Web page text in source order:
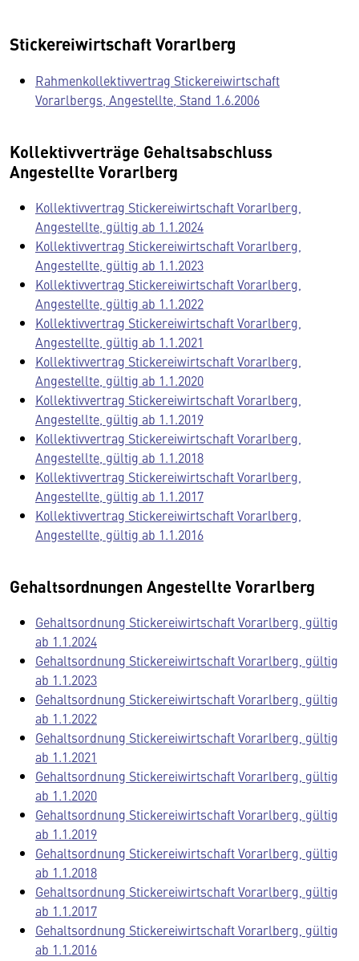
Stickereiwirtschaft Vorarlberg
Rahmenkollektivvertrag Stickereiwirtschaft
Vorarlbergs, Angestellte, Stand 1.6.2006
Kollektivverträge Gehaltsabschluss
Angestellte Vorarlberg
Kollektivvertrag Stickereiwirtschaft Vorarlberg,
Angestellte, gültig ab 1.1.2024
Kollektivvertrag Stickereiwirtschaft Vorarlberg,
Angestellte, gültig ab 1.1.2023
Kollektivvertrag Stickereiwirtschaft Vorarlberg,
Angestellte, gültig ab 1.1.2022
Kollektivvertrag Stickereiwirtschaft Vorarlberg,
Angestellte, gültig ab 1.1.2021
Kollektivvertrag Stickereiwirtschaft Vorarlberg,
Angestellte, gültig ab 1.1.2020
Kollektivvertrag Stickereiwirtschaft Vorarlberg,
Angestellte, gültig ab 1.1.2019
Kollektivvertrag Stickereiwirtschaft Vorarlberg,
Angestellte, gültig ab 1.1.2018
Kollektivvertrag Stickereiwirtschaft Vorarlberg,
Angestellte, gültig ab 1.1.2017
Kollektivvertrag Stickereiwirtschaft Vorarlberg,
Angestellte, gültig ab 1.1.2016
Gehaltsordnungen Angestellte Vorarlberg
Gehaltsordnung Stickereiwirtschaft Vorarlberg, gültig
ab 1.1.2024
Gehaltsordnung Stickereiwirtschaft Vorarlberg, gültig
ab 1.1.2023
Gehaltsordnung Stickereiwirtschaft Vorarlberg, gültig
ab 1.1.2022
Gehaltsordnung Stickereiwirtschaft Vorarlberg, gültig
ab 1.1.2021
Gehaltsordnung Stickereiwirtschaft Vorarlberg, gültig
ab 1.1.2020
Gehaltsordnung Stickereiwirtschaft Vorarlberg, gültig
ab 1.1.2019
Gehaltsordnung Stickereiwirtschaft Vorarlberg, gültig
ab 1.1.2018
Gehaltsordnung Stickereiwirtschaft Vorarlberg, gültig
ab 1.1.2017
Gehaltsordnung Stickereiwirtschaft Vorarlberg, gültig
ab 1.1.2016